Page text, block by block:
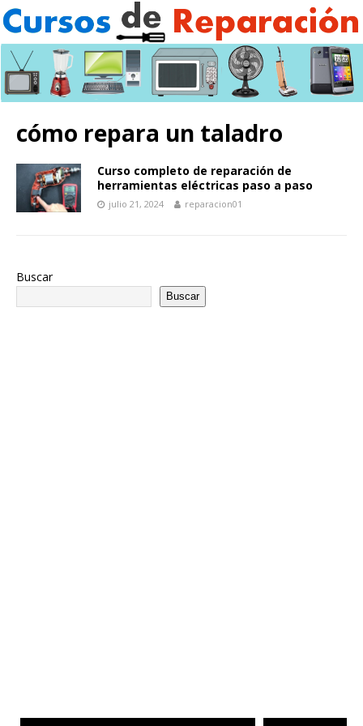
cómo repara un taladro
Curso completo de reparación de
herramientas eléctricas paso a paso
julio 21, 2024 reparacion01
Buscar
Buscar